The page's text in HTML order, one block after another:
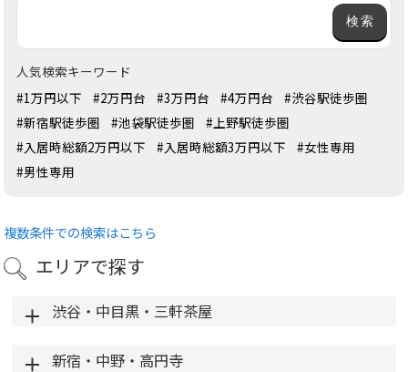
人気検索キーワード
#1万円以下
#2万円台 #3万円台 #4万円台
#渋谷駅徒歩圏
#新宿駅徒歩圏
#池袋駅徒歩圏
#上野駅徒歩圏
#入居時総額2万円以下
#入居時総額3万円以下
#女性専用
#男性専用
複数条件での検索はこちら
エリアで探す
渋谷・中目黒・三軒茶屋
新宿・中野・高円寺